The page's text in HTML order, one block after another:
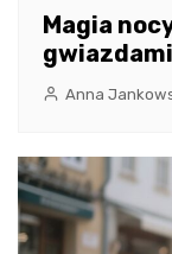
Magia
gwiazdami
Anna